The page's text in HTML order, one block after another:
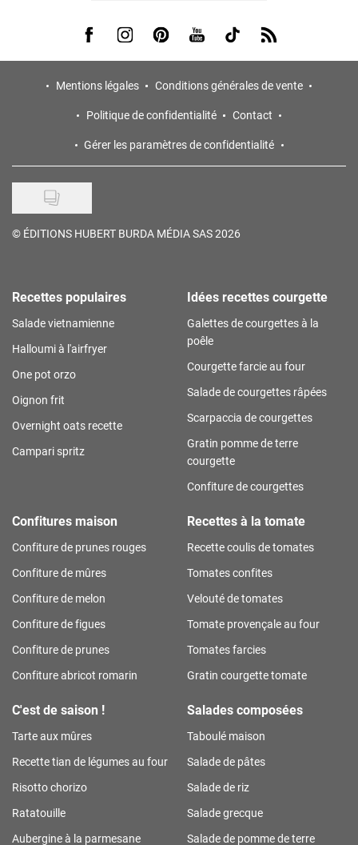
Visit us on Facebook
Visit us on Instagram
Visit us on Pinterest
Visit us on Youtube
Visit us on Tiktok
Visit us on Rss
Mentions légales
Conditions générales de vente
Politique de confidentialité
Contact
Gérer les paramètres de confidentialité
© ÉDITIONS HUBERT BURDA MÉDIA SAS 2026
Recettes populaires
Salade vietnamienne
Halloumi à l'airfryer
One pot orzo
Oignon frit
Overnight oats recette
Campari spritz
Idées recettes courgette
Galettes de courgettes à la
poêle
Courgette farcie au four
Salade de courgettes râpées
Scarpaccia de courgettes
Gratin pomme de terre
courgette
Confiture de courgettes
Confitures maison
Confiture de prunes rouges
Confiture de mûres
Confiture de melon
Confiture de figues
Confiture de prunes
Confiture abricot romarin
Recettes à la tomate
Recette coulis de tomates
Tomates confites
Velouté de tomates
Tomate provençale au four
Tomates farcies
Gratin courgette tomate
C'est de saison !
Tarte aux mûres
Recette tian de légumes au four
Risotto chorizo
Ratatouille
Aubergine à la parmesane
Salades composées
Taboulé maison
Salade de pâtes
Salade de riz
Salade grecque
Salade de pomme de terre